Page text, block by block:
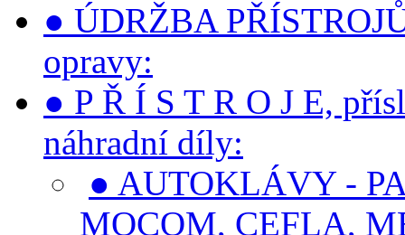
● ÚDRŽBA
opravy:
● P Ř Í S T R O J E,
náhradní díly:
● AUTOKLÁVY -
MOCOM, CEFLA,